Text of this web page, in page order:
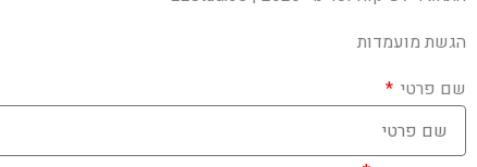
הגשת מועמדות
שם פרטי